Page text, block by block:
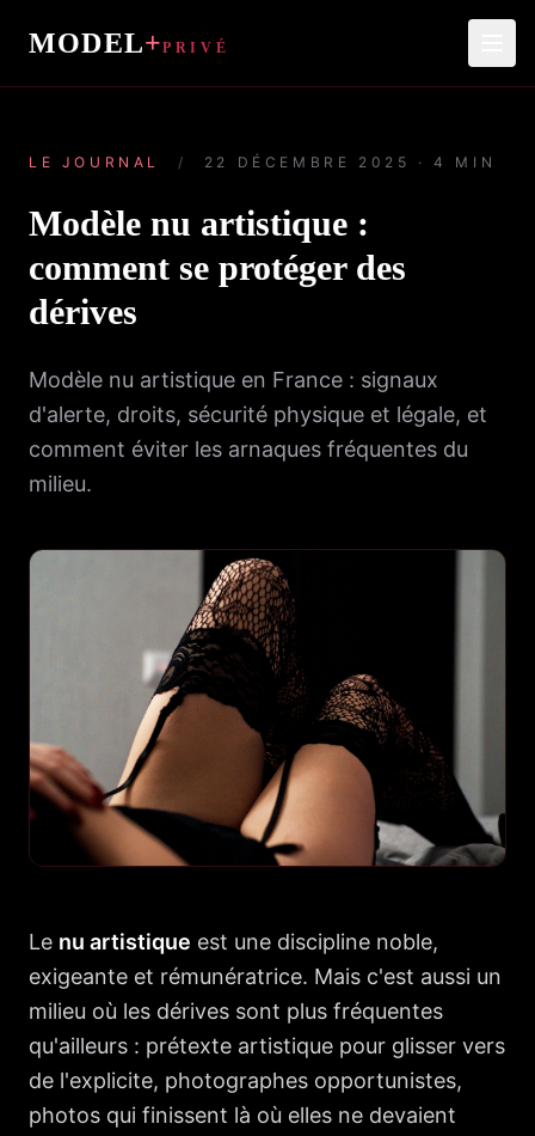
MODEL+PRIVÉ
LE JOURNAL / 22 DÉCEMBRE 2025 · 4 MIN
Modèle nu artistique :
comment se protéger des
dérives
Modèle nu artistique en France : signaux
d'alerte, droits, sécurité physique et légale, et
comment éviter les arnaques fréquentes du
milieu.
Le nu artistique est une discipline noble,
exigeante et rémunératrice. Mais c'est aussi un
milieu où les dérives sont plus fréquentes
qu'ailleurs : prétexte artistique pour glisser vers
de l'explicite, photographes opportunistes,
photos qui finissent là où elles ne devaient